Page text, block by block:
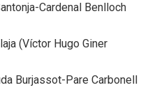
Cardenal Benlloch
(Víctor Hugo Giner
Burjassot-Pare Carbonell